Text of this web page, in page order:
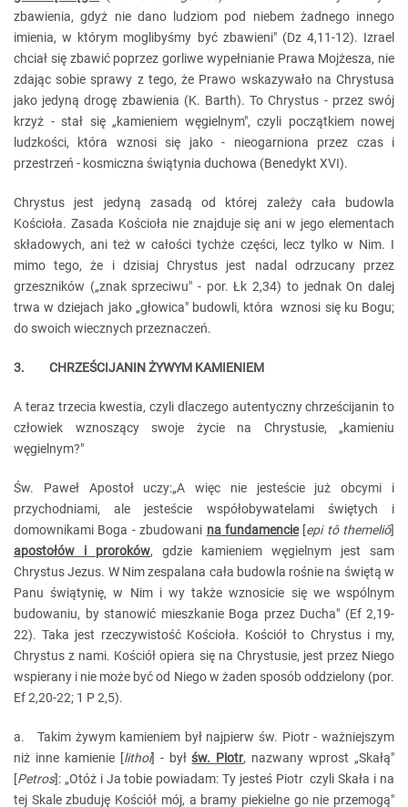
zbawienia, gdyż nie dano ludziom pod niebem żadnego innego
imienia, w którym moglibyśmy być zbawieni" (Dz 4,11-12). Izrael
chciał się zbawić poprzez gorliwe wypełnianie Prawa Mojżesza, nie
zdając sobie sprawy z tego, że Prawo wskazywało na Chrystusa
jako jedyną drogę zbawienia (K. Barth). To Chrystus - przez swój
krzyż - stał się „kamieniem węgielnym", czyli początkiem nowej
ludzkości, która wznosi się jako - nieogarniona przez czas i
przestrzeń - kosmiczna świątynia duchowa (Benedykt XVI).
Chrystus jest jedyną zasadą od której zależy cała budowla
Kościoła. Zasada Kościoła nie znajduje się ani w jego elementach
składowych, ani też w całości tychże części, lecz tylko w Nim. I
mimo tego, że i dzisiaj Chrystus jest nadal odrzucany przez
grzeszników („znak sprzeciwu" - por. Łk 2,34) to jednak On dalej
trwa w dziejach jako „głowica" budowli, która wznosi się ku Bogu;
do swoich wiecznych przeznaczeń.
3. CHRZEŚCIJANIN ŻYWYM KAMIENIEM
A teraz trzecia kwestia, czyli dlaczego autentyczny chrześcijanin to
człowiek wznoszący swoje życie na Chrystusie, „kamieniu
węgielnym?"
Św. Paweł Apostoł uczy:„A więc nie jesteście już obcymi i
przychodniami, ale jesteście współobywatelami świętych i
domownikami Boga - zbudowani na fundamencie[epi tô themeliô]
apostołów i proroków, gdzie kamieniem węgielnym jest sam
Chrystus Jezus. W Nim zespalana cała budowla rośnie na świętą w
Panu świątynię, w Nim i wy także wznosicie się we wspólnym
budowaniu, by stanowić mieszkanie Boga przez Ducha" (Ef 2,19-
22). Taka jest rzeczywistość Kościoła. Kościół to Chrystus i my,
Chrystus z nami. Kościół opiera się na Chrystusie, jest przez Niego
wspierany i nie może być od Niego w żaden sposób oddzielony (por.
Ef 2,20-22; 1 P 2,5).
a. Takim żywym kamieniem był najpierw św. Piotr - ważniejszym
niż inne kamienie [lithoi] - byłśw. Piotr, nazwany wprost „Skałą"
[Petros]: „Otóż i Ja tobie powiadam: Ty jesteś Piotr czyli Skała i na
tej Skale zbuduję Kościół mój, a bramy piekielne go nie przemogą"